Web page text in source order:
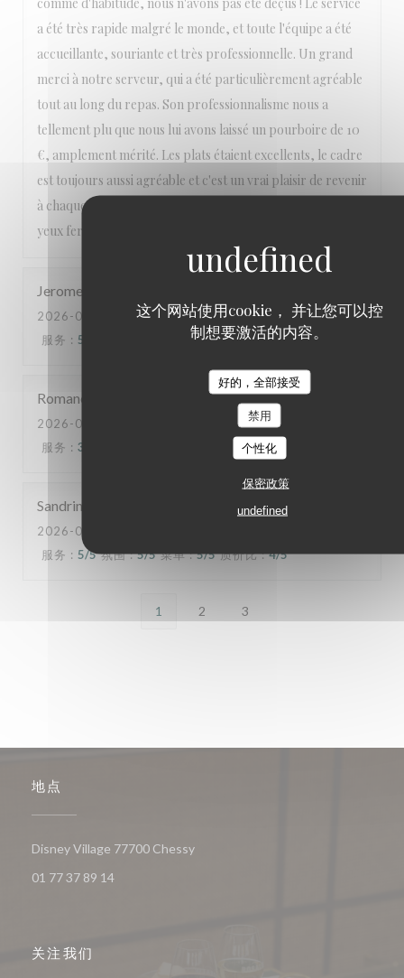
这个网站使用cookie， 并让您可以控
制想要激活的内容。
好的，全部接受
禁用
个性化
保密政策
undefined
a été très rapide malgré le monde, et toute l'équipe a été
accueillante, souriante et très professionnelle. Un grand
merci à notre serveur, qui a été particulièrement agréable
tout au long du repas. Son professionnalisme nous a
tellement plu que nous lui avons laissé un pourboire de 10
€, amplement mérité. Les plats étaient excellents, le cadre
est toujours aussi agréable et c'est un vrai plaisir de revenir
à chaque visite. Nous recommandons ce restaurant les
yeux fermés et reviendrons avec grand plaisir !
Jerome
2026-08-05
- 21:00 - 来宾 2
服务 : 5 : 5/5 质价比: 4/5
Romane
2026-08-04
服务 : 3 质价比: 3
Sandrine
2026-08-06
服务 : 5/5 氛围: 5/5 菜单: 5/5 质价比: 4/5
1 2 3
地点
Disney Village 77700 Chessy((在新窗口中打开))
01 77 37 89 14
关注我们